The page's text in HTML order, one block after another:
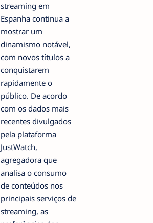
streaming em
Espanha continua a
mostrar um
dinamismo notável,
com novos títulos a
conquistarem
rapidamente o
público. De acordo
com os dados mais
recentes divulgados
pela plataforma
JustWatch,
agregadora que
analisa o consumo
de conteúdos nos
principais serviços de
streaming, as